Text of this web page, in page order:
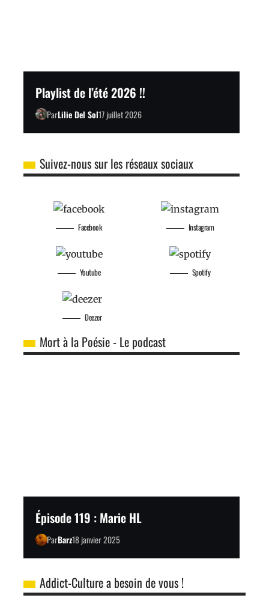
Playlist de l’été 2026 !!
ParLilie Del Sol17 juillet 2026
Suivez-nous sur les réseaux sociaux
Facebook
Youtube
Instagram
Spotify
Deezer
Mort à la Poésie - Le podcast
Épisode 119 : Marie HL
ParBarz18 janvier 2025
Addict-Culture a besoin de vous !